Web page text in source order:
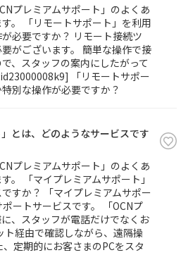
プレミアムサポート」のよくあ
。 「リモートサポート」を利用
必要ですか？ リモート接続ツ
がございます。 簡単な操作で接
、スタッフの案内にしたがって
「リモートサポー
別な操作が必要ですか？
」とは、どのようなサービスです
プレミアムサポート」のよくあ
。 「マイプレミアムサポート」
すか？ 「マイプレミアムサポー
ートサービスです。 「OCNプ
、スタッフが電話だけでなくお
ト経由で確認しながら、遠隔操
定期的にお客さまのPCをスタ